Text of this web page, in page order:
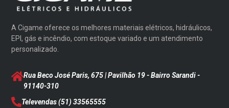
A Cigame oferece os melhores materiais elétricos, hidráulicos,
EPI, gás e incêndio, com estoque variado e um atendimento
personalizado.
Rua Beco José Paris, 675 | Pavilhão 19 - Bairro Sarandi-
91140-310
Televendas(51) 33565555